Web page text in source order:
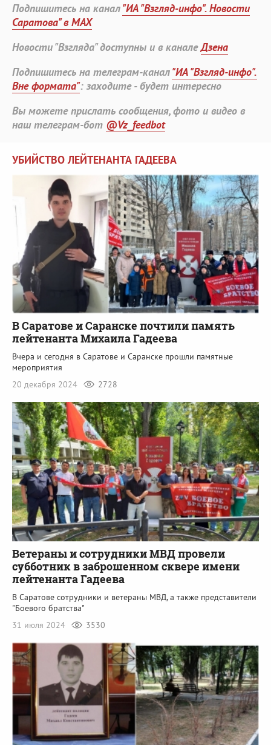
Подпишитесь на канал"ИА "Взгляд-инфо". Новости
Саратова" в MAX
Новости "Взгляда" доступны и в каналеДзена
Подпишитесь на телеграм-канал"ИА "Взгляд-инфо".
Вне формата": заходите - будет интересно
Вы можете прислать сообщения, фото и видео в
наш телеграм-бот @Vz_feedbot
УБИЙСТВО ЛЕЙТЕНАНТА ГАДЕЕВА
В Саратове и Саранске почтили память
лейтенанта Михаила Гадеева
Вчера и сегодня в Саратове и Саранске прошли памятные
мероприятия
20 декабря 2024
2728
Ветераны и сотрудники МВД провели
субботник в заброшенном сквере имени
лейтенанта Гадеева
В Саратове сотрудники и ветераны МВД, а также представители
"Боевого братства"
31 июля 2024
3530